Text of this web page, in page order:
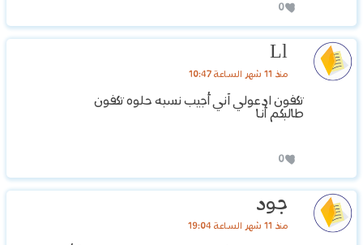
0
Ll
منذ 11 شهر الساعة 10:47
تكفون ادعولي آني أجيب نسبه حلوه تكفون
طالبكم أنا
0
جود
منذ 11 شهر الساعة 19:04